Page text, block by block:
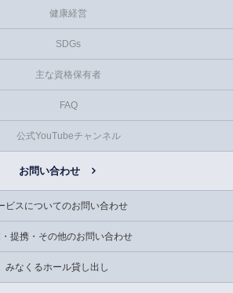
健康経営
SDGs
主な資格保有者
FAQ
公式YouTubeチャンネル
お問い合わせ
ビスについてのお問い合わせ
提携・その他のお問い合わせ
みなくるホール貸し出し